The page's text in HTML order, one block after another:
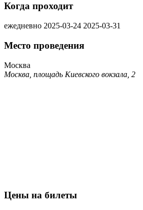
Когда проходит
ежедневно 2025-03-24 2025-03-31
Место проведения
Москва
Москва, площадь Киевского вокзала, 2
Цены на билеты